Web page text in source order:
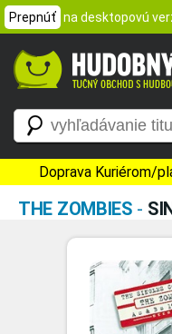
Prepnúť na desktopovú
Doprava Kuriérom/
THE ZOMBIES -